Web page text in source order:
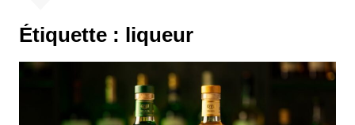
Étiquette : liqueur